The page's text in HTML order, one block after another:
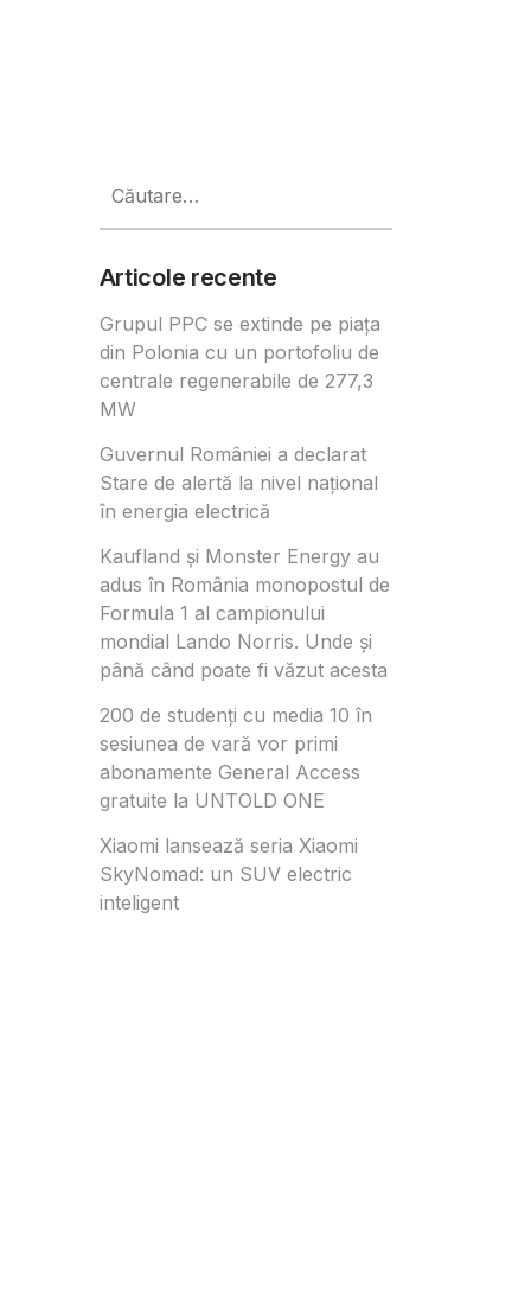
după:
Articole recente
Grupul PPC se extinde pe piața
din Polonia cu un portofoliu de
centrale regenerabile de 277,3
MW
Guvernul României a declarat
Stare de alertă la nivel național
în energia electrică
Kaufland și Monster Energy au
adus în România monopostul de
Formula 1 al campionului
mondial Lando Norris. Unde și
până când poate fi văzut acesta
200 de studenți cu media 10 în
sesiunea de vară vor primi
abonamente General Access
gratuite la UNTOLD ONE
Xiaomi lansează seria Xiaomi
SkyNomad: un SUV electric
inteligent